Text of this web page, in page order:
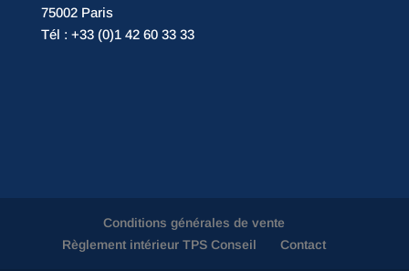
75002 Paris
Tél : +33 (0)1 42 60 33 33
Conditions générales de vente
Règlement intérieur TPS Conseil
Contact